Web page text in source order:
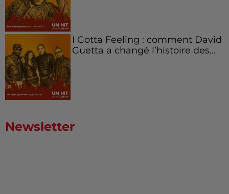
I Gotta Feeling : comment David
Guetta a changé l’histoire des...
Newsletter